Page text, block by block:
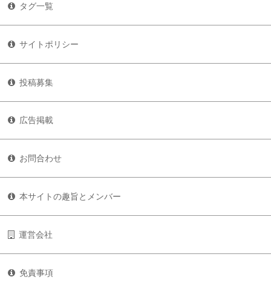
タグ一覧
サイトポリシー
投稿募集
広告掲載
お問合わせ
本サイトの趣旨とメンバー
運営会社
免責事項